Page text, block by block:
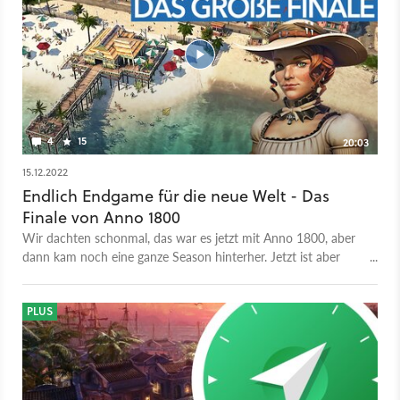
4 15
20:03
15.12.2022
Endlich Endgame für die neue Welt - Das
Finale von Anno 1800
Wir dachten schonmal, das war es jetzt mit Anno 1800, aber
dann kam noch eine ganze Season hinterher. Jetzt ist aber
neuen Welt zu bieten hat und was unsere Testerin Géraldine
Hohmann davon hält, erfahrt ihr im Video. Ausführlicher und
im Detail gibt es Géraldines Meinung zu Anno 1800: Aufstige
der neuen Welt natürlich auch im Test auf GameStar Plus.
Wenn ihr, wie Maurice, erst jetzt mit allen Erweiterungen in
PLUS